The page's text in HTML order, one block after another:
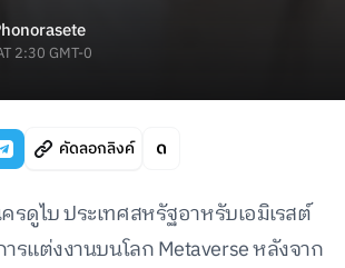
2:30 GMT-0
คัดลอกลิงค์
ดูไบ ประเทศสหรัฐอาหรับเอมิเรสต์
รแต่งงานบนโลก Metaverse หลังจาก